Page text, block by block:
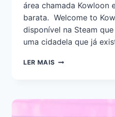
área chamada Kowloon
barata. Welcome to
disponível na Steam
uma cidadela que já
LER MAIS